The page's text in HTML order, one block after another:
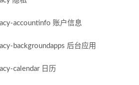
accountinfo 账户信息
backgroundapps 后台应用
calendar 日历